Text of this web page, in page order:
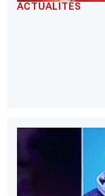
ACTUALITÉS